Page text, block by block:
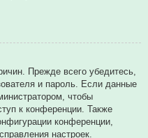
Прежде всего убедитесь,
и пароль. Если данные
чтобы
к конференции. Также
конференции,
настроек.